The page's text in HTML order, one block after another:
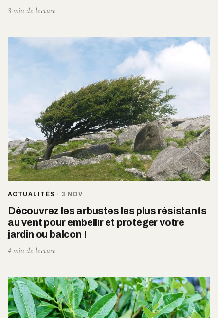
3 min de lecture
ACTUALITÉS · 3 NOV
Découvrez les arbustes les plus résistants
au vent pour embellir et protéger votre
jardin ou balcon !
4 min de lecture